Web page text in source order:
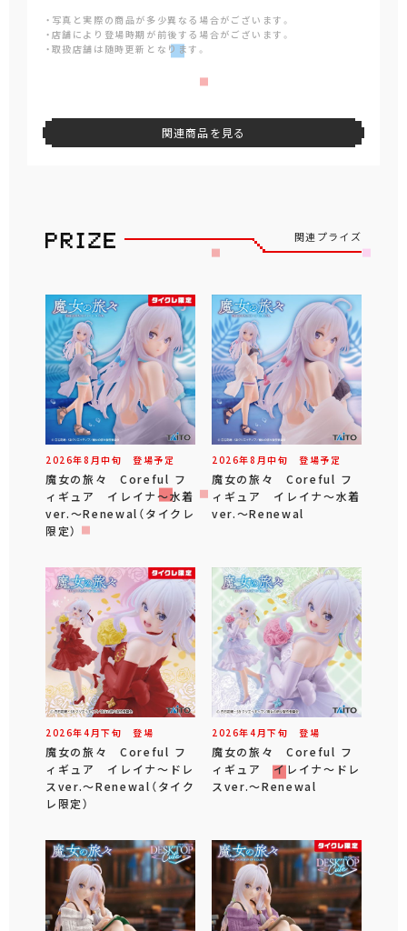
・写真と実際の商品が多少異なる場合がございます。
・店舗により登場時期が前後する場合がございます。
・取扱店舗は随時更新となります。
関連商品を見る
関連プライズ
2026年8 月中旬 登場予定
魔女の旅々 Coreful フ
ィギュア イレイナ～水着
ver.～Renewal（タイクレ
限定）
2026年8 月中旬 登場予定
魔女の旅々 Coreful フ
ィギュア イレイナ～水着
ver.～Renewal
2026年4 月下旬 登場
魔女の旅々 Coreful フ
ィギュア イレイナ～ドレ
スver.～Renewal（タイク
レ限定）
2026年4 月下旬 登場
魔女の旅々 Coreful フ
ィギュア イレイナ～ドレ
スver.～Renewal